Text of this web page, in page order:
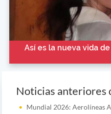
Así es la nueva vida
Noticias anteriores
Mundial 2026: Aerolíneas